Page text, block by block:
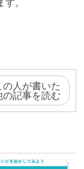
。
の人が書いた
の記事を読む